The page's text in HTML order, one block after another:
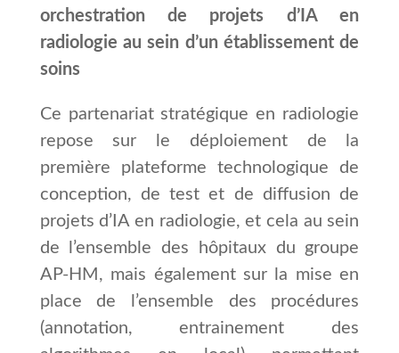
orchestration de projets d’IA en
radiologie au sein d’un établissement de
soins
Ce partenariat stratégique en radiologie
repose sur le déploiement de la
première plateforme technologique de
conception, de test et de diffusion de
projets d’IA en radiologie, et cela au sein
de l’ensemble des hôpitaux du groupe
AP-HM, mais également sur la mise en
place de l’ensemble des procédures
(annotation, entrainement des